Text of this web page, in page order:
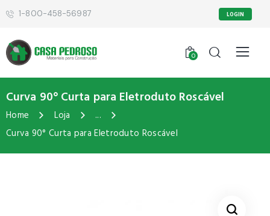
1-800-458-56987 LOGIN
0
Curva 90° Curta para Eletroduto Roscável
Home Loja
...
Curva 90° Curta para Eletroduto Roscável